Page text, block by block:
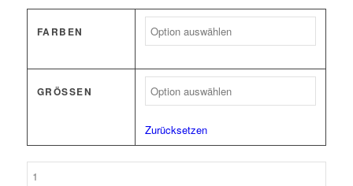
FARBEN
GRÖSSEN
Zurücksetzen